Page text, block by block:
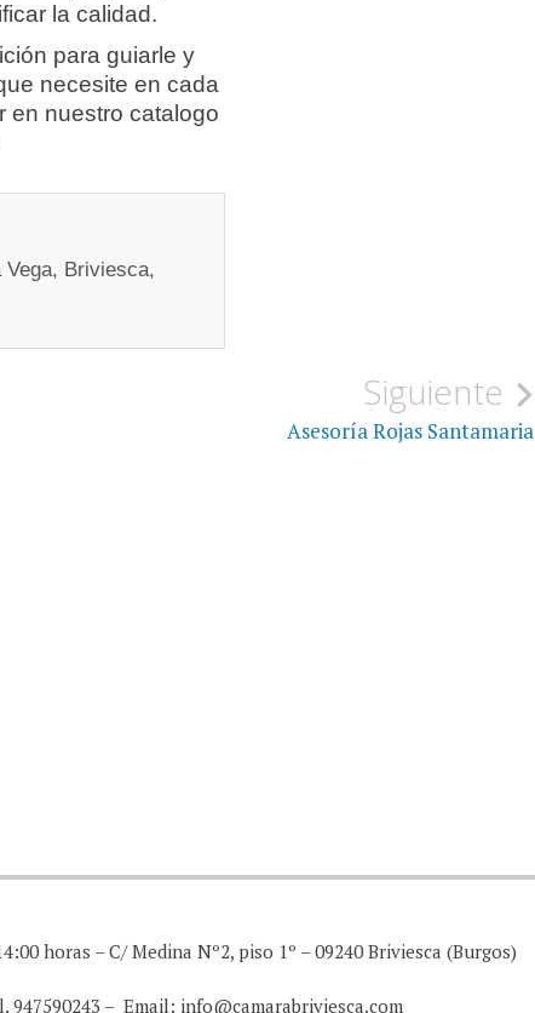
la calidad.
para guiarle y
necesite en cada
en nuestro catalogo
Briviesca,
Siguiente
Asesoría Rojas Santamaria
horas – C/ Medina Nº2, piso 1º – 09240 Briviesca (Burgos)
947590243 – Email: info@camarabriviesca.com